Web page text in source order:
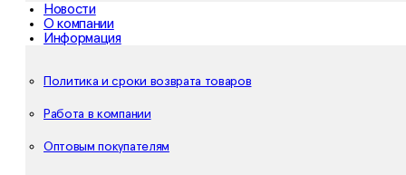
Новости
О компании
Информация
Политика и сроки возврата товаров
Работа в компании
Оптовым покупателям